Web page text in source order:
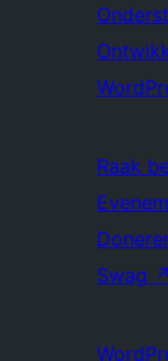
Raak
Swag ↗